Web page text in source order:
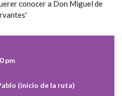
pm
(inicio de la ruta)